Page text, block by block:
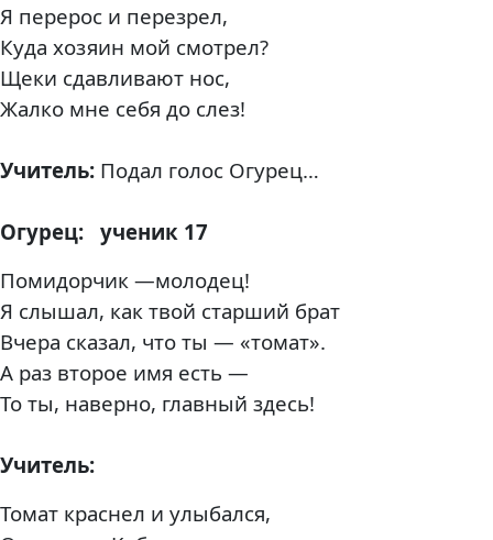
Я перерос и перезрел,
Куда хозяин мой смотрел?
Щеки сдавливают нос,
Жалко мне себя до слез!
Учитель: Подал голос Огурец…
Огурец: ученик 17
Помидорчик —молодец!
Я слышал, как твой старший брат
Вчера сказал, что ты — «томат».
А раз второе имя есть —
То ты, наверно, главный здесь!
Учитель:
Томат краснел и улыбался,